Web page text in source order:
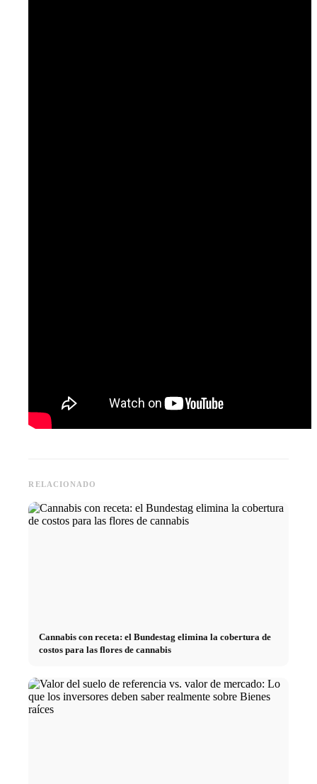
RELACIONADO
Cannabis con receta: el Bundestag elimina la cobertura de
costos para las flores de cannabis